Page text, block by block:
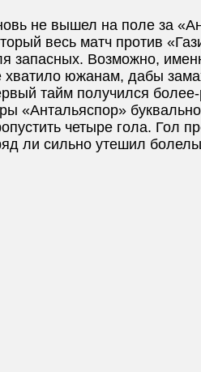
не вышел на поле за
весь матч против
запасных. Возможно,
хватило южанам, дабы
тайм получился
«Антальяспор»
четыре гола. Гол
ли сильно утешил